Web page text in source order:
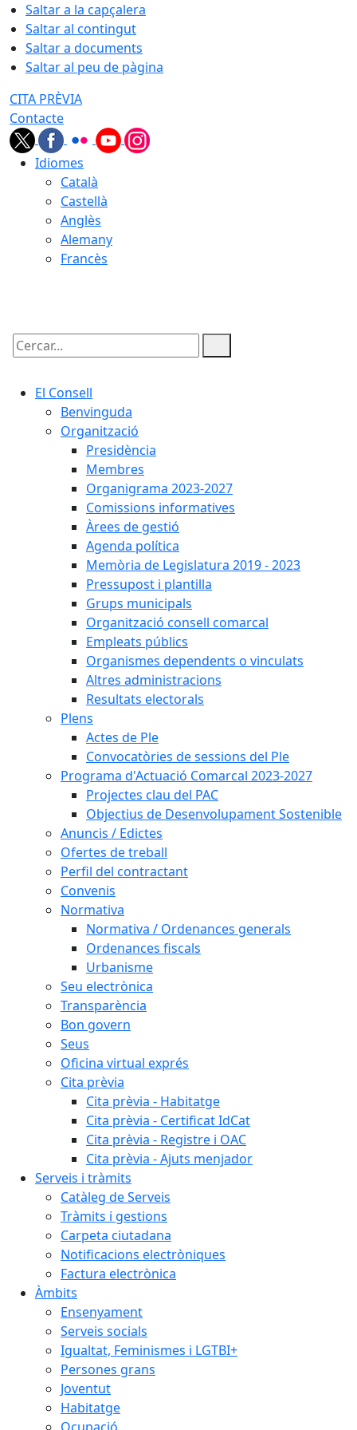
Saltar a la capçalera
Saltar al contingut
Saltar a documents
Saltar al peu de pàgina
CITA PRÈVIA
Contacte
Idiomes
Català
Castellà
Anglès
Alemany
Francès
Cercar:
El Consell
Benvinguda
Organització
Presidència
Membres
Organigrama 2023-2027
Comissions informatives
Àrees de gestió
Agenda política
Memòria de Legislatura 2019 - 2023
Pressupost i plantilla
Grups municipals
Organització consell comarcal
Empleats públics
Organismes dependents o vinculats
Altres administracions
Resultats electorals
Plens
Actes de Ple
Convocatòries de sessions del Ple
Programa d'Actuació Comarcal 2023-2027
Projectes clau del PAC
Objectius de Desenvolupament Sostenible
Anuncis / Edictes
Ofertes de treball
Perfil del contractant
Convenis
Normativa
Normativa / Ordenances generals
Ordenances fiscals
Urbanisme
Seu electrònica
Transparència
Bon govern
Seus
Oficina virtual exprés
Cita prèvia
Cita prèvia - Habitatge
Cita prèvia - Certificat IdCat
Cita prèvia - Registre i OAC
Cita prèvia - Ajuts menjador
Serveis i tràmits
Catàleg de Serveis
Tràmits i gestions
Carpeta ciutadana
Notificacions electròniques
Factura electrònica
Àmbits
Ensenyament
Serveis socials
Igualtat, Feminismes i LGTBI+
Persones grans
Joventut
Habitatge